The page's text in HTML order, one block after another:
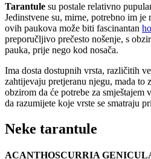
Tarantule su postale relativno
Jedinstvene su, mirne, potrebno im je
ovih paukova može biti fascinantan
preporučljivo prečesto nošenje, s
pauka, prije nego kod nosača.
Ima dosta dostupnih vrsta, različitih
zahtijevaju pretjeranu njegu, mada to
obzirom da će potrebe za smještajem
da razumijete koje vrste se smatraju
Neke tarantule
ACANTHOSCURRIA